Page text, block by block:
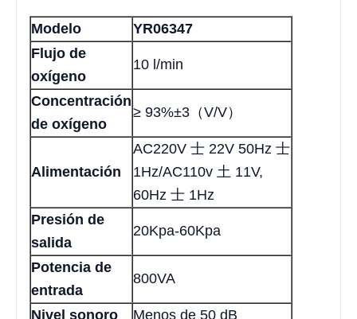
Modelo
YR06347
Flujo de
oxígeno
10 l/min
Concentración
de oxígeno
≥ 93%±3（V/V）
Alimentación
AC220V 士 22V 50Hz 士
1Hz/AC110v 土 11V,
60Hz 士 1Hz
Presión de
salida
20Kpa-60Kpa
Potencia de
entrada
800VA
Nivel sonoro Menos de 50 dB